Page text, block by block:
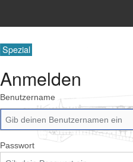
Spezial
Anmelden
Benutzername
Passwort